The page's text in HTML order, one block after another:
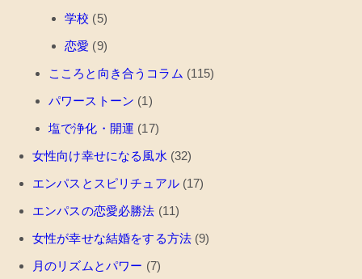
学校 (5)
恋愛 (9)
こころと向き合うコラム (115)
パワーストーン (1)
塩で浄化・開運 (17)
女性向け幸せになる風水 (32)
エンパスとスピリチュアル(17)
エンパスの恋愛必勝法 (11)
女性が幸せな結婚をする方法(9)
月のリズムとパワー (7)